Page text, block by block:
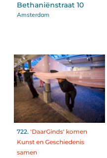
Bethaniënstraat 10
Amsterdam
722. 'DaarGinds' komen
Kunst en Geschiedenis
samen